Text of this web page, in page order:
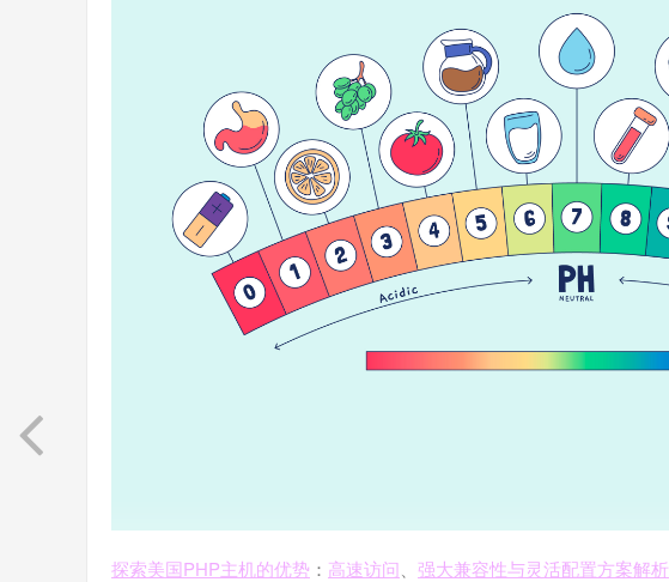
探索美国PHP主机的优势 ： 高速访问 强大兼容性与灵活配置方案解析